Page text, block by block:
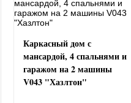
Каркасный дом с
мансардой, 4 спальнями и
гаражом на 2 машины
V043 "Хазлтон"